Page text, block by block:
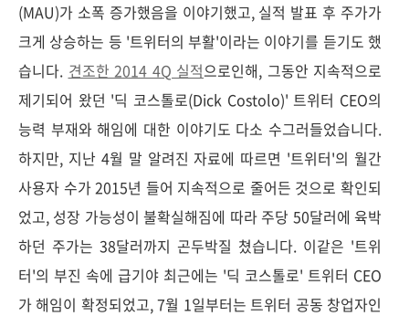
(MAU)가 소폭 증가했음을 이야기했고, 실적 발표 후 주가가
크게 상승하는 등 '트위터의 부활'이라는 이야기를 듣기도 했
습니다. 견조한 2014 4Q 실적으로인해, 그동안 지속적으로
제기되어 왔던 '딕 코스톨로(Dick Costolo)' 트위터 CEO의
능력 부재와 해임에 대한 이야기도 다소 수그러들었습니다.
하지만, 지난 4월 말 알려진 자료에 따르면 '트위터'의 월간
사용자 수가 2015년 들어 지속적으로 줄어든 것으로 확인되
었고, 성장 가능성이 불확실해짐에 따라 주당 50달러에 육박
하던 주가는 38달러까지 곤두박질 쳤습니다. 이같은 '트위
터'의 부진 속에 급기야 최근에는 '딕 코스톨로' 트위터 CEO
가 해임이 확정되었고, 7월 1일부터는 트위터 공동 창업자인